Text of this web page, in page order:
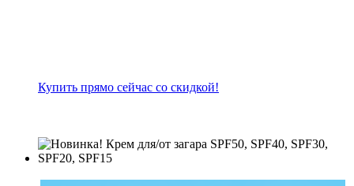
Купить прямо сейчас со скидкой!